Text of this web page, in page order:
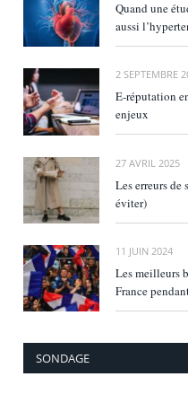
Quand une
aussi
2 SEPTEMBRE
E‑réputation
enjeux
27 AVRIL 2025
Les erreurs de
éviter)
11 JUIN 2024
Les meilleurs
France
SONDAGE